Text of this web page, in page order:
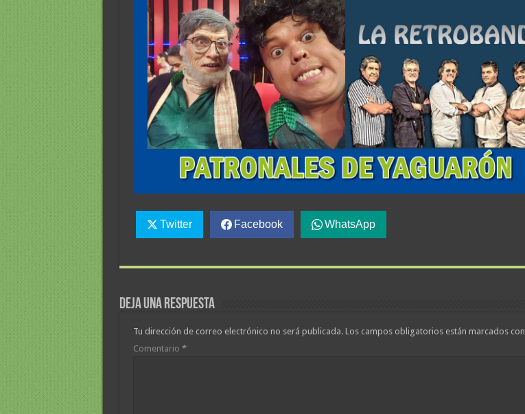
Twitter Facebook WhatsApp
Deja una respuesta
Tu dirección de correo electrónico no será publicada. Los campos obligatorios están marcados con
Comentario *